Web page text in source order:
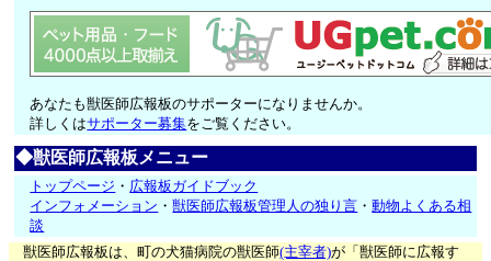
あなたも獣医師広報板のサポーターになりませんか。
詳しくはサポーター募集をご覧ください。
◆獣医師広報板メニュー
トップページ ・ 広報板ガイドブック
インフォメーション ・獣医師広報板管理人の独り言 ・動物よくある相
談
獣医師広報板は、町の犬猫病院の獣医師(主宰者)が「獣医師に広報す